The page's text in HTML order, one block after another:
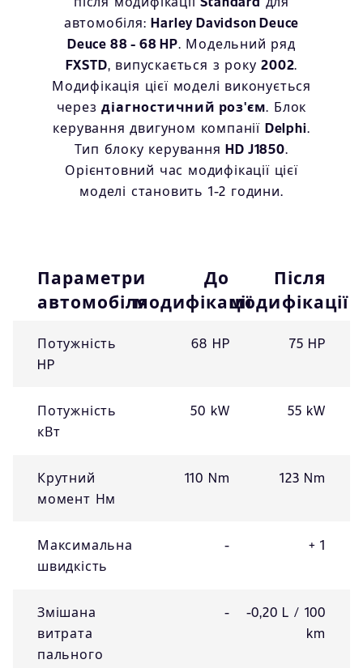
автомобіля:Harley Davidson Deuce
Deuce 88 - 68 HP. Модельний ряд
FXSTD, випускається з року2002.
Модифікація цієї моделі виконується
черездіагностичний роз'єм. Блок
керування двигуном компанії Delphi.
Тип блоку керуванняHD J1850.
Орієнтовний час модифікації цієї
моделі становить 1-2 години.
Параметри
автомобіля
До
модифікації
Після
модифікації
Потужність
HP
68 HP 75 HP
Потужність
кВт
50 kW 55 kW
Крутний
момент Нм
110 Nm 123 Nm
Максимальна
швидкість
- + 1
Змішана
витрата
пального
-
-0,20 L / 100
km